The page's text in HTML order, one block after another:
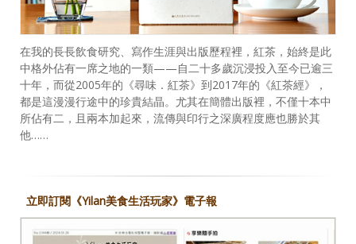
在我的長長飲食研究、寫作生涯與出版歷程裡，紅茶，始終是此
中格外佔有一席之地的一類——自二十多歲沉浸投入至今已逾三
十年，而從2005年的《尋味．紅茶》到2017年的《紅茶經》，
都是這漫漫行途中的珍貴結晶。尤其在簡體出版裡，不僅十本中
所佔有二，且兩本加起來，流傳與印行之深廣程度應也勝於其
他……
立即訂閱《Yilan美食生活玩家》電子報